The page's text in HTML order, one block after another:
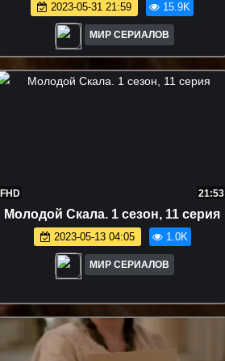
2023-05-31 21:59 15.9K
МИР СЕРИАЛОВ
FHD 21:53
Moлoдoй Cкaлa. 1 сезон, 11 серия
2023-05-13 04:05 1.0K
МИР СЕРИАЛОВ